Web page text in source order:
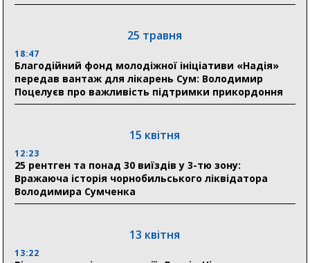
18:33
Олексій Романько долучився до обговорення Плану
стійкості Сумщини з Прем’єр-міністром
18:11
отримали 12 потужних станцій для Пунктів обігріву
29 липня
18:13
Лікарня Святого Пантелеймона отримала нову
25 травня
18:47
Благодійний фонд молодіжної ініціативи «Надія»
передав вантаж для лікарень Сум: Володимир
Поцелуєв про важливість підтримки прикордоння
15 квітня
12:23
25 рентген та понад 30 виїздів у 3-тю зону:
Вражаюча історія чорнобильського ліквідатора
Володимира Сумченка
13 квітня
13:22